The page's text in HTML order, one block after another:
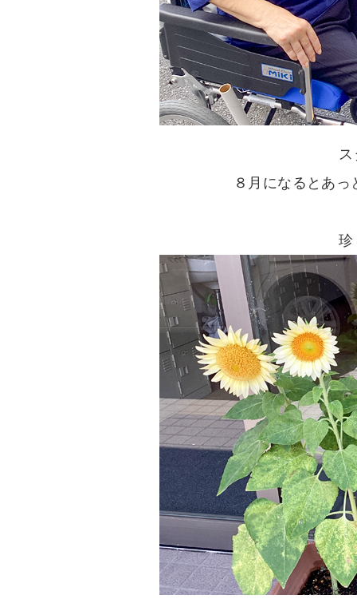
ス
８月になるとあ
珍